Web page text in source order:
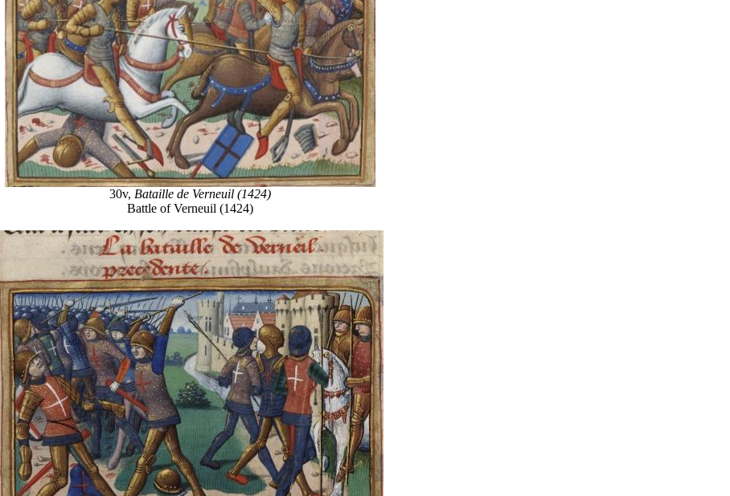
30v, Bataille de Verneuil (1424)
Battle of Verneuil (1424)